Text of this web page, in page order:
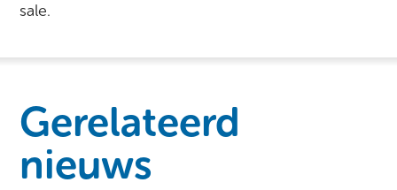
sale.
Gerelateerd
nieuws